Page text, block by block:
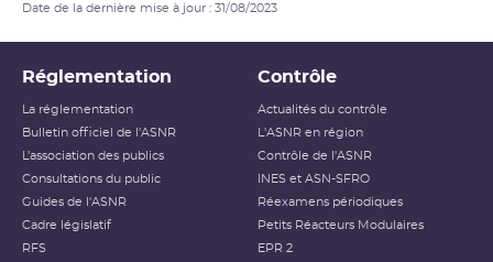
Date de la dernière mise à jour : 31/08/2023
Réglementation
La réglementation
Bulletin officiel de l'ASNR
L’association des publics
Consultations du public
Guides de l'ASNR
Cadre législatif
RFS
Contrôle
Actualités du contrôle
L'ASNR en région
Contrôle de l'ASNR
INES et ASN-SFRO
Réexamens périodiques
Petits Réacteurs Modulaires
EPR 2